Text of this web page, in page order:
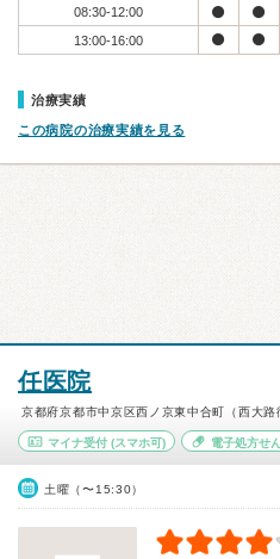
08:30-12:00
13:00-16:00
治療実績
この病院の治療実績を見る
任医院
京都府京都市中京区西ノ京東中合町（西大路
マイナ受付 (スマホ可) 電子処方せ
土曜（〜15:30）